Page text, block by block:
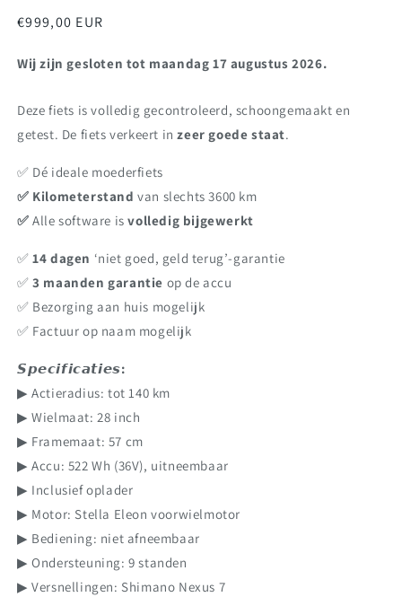
Normale
€999,00 EUR
Wij zijn gesloten tot maandag 17 augustus 2026.
Deze fiets is volledig gecontroleerd, schoongemaakt en
getest. De fiets verkeert inzeer goede staat.
✅️ Dé ideale moederfiets
✅️ Kilometerstandvan slechts 3600 km
✅️Alle software is volledig bijgewerkt
✅️ 14 dagen ‘niet goed, geld terug’-garantie
✅️ 3 maanden garantie op de accu
✅️ Bezorging aan huis mogelijk
✅️ Factuur op naam mogelijk
𝙎𝙥𝙚𝙘𝙞𝙛𝙞𝙘𝙖𝙩𝙞𝙚𝙨:
▶ Actieradius: tot 140 km
▶ Wielmaat: 28 inch
▶ Framemaat: 57 cm
▶ Accu: 522 Wh (36V), uitneembaar
▶ Inclusief oplader
▶ Motor: Stella Eleon voorwielmotor
▶ Bediening: niet afneembaar
▶ Ondersteuning: 9 standen
▶ Versnellingen: Shimano Nexus 7